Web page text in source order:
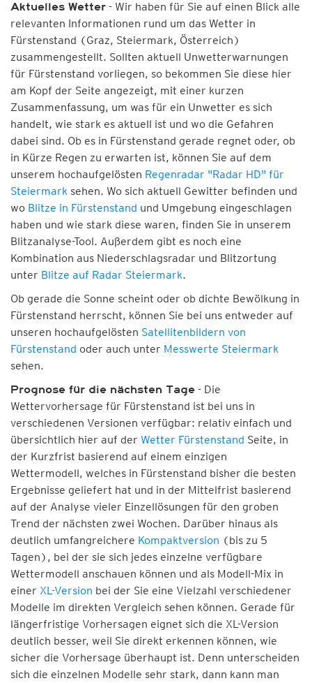
Aktuelles Wetter - Wir haben für Sie auf einen Blick alle
relevanten Informationen rund um das Wetter in
Fürstenstand (Graz, Steiermark, Österreich)
zusammengestellt. Sollten aktuell Unwetterwarnungen
für Fürstenstand vorliegen, so bekommen Sie diese hier
am Kopf der Seite angezeigt, mit einer kurzen
Zusammenfassung, um was für ein Unwetter es sich
handelt, wie stark es aktuell ist und wo die Gefahren
dabei sind. Ob es in Fürstenstand gerade regnet oder, ob
in Kürze Regen zu erwarten ist, können Sie auf dem
unserem hochaufgelösten Regenradar "Radar HD" für
Steiermark sehen. Wo sich aktuell Gewitter befinden und
wo Blitze in Fürstenstand und Umgebung eingeschlagen
haben und wie stark diese waren, finden Sie in unserem
Blitzanalyse-Tool. Außerdem gibt es noch eine
Kombination aus Niederschlagsradar und Blitzortung
unter Blitze auf Radar Steiermark.
Ob gerade die Sonne scheint oder ob dichte Bewölkung in
Fürstenstand herrscht, können Sie bei uns entweder auf
unseren hochaufgelösten Satellitenbildern von
Fürstenstand oder auch unter Messwerte Steiermark
sehen.
Prognose für die nächsten Tage - Die
Wettervorhersage für Fürstenstand ist bei uns in
verschiedenen Versionen verfügbar: relativ einfach und
übersichtlich hier auf der Wetter Fürstenstand Seite, in
der Kurzfrist basierend auf einem einzigen
Wettermodell, welches in Fürstenstand bisher die besten
Ergebnisse geliefert hat und in der Mittelfrist basierend
auf der Analyse vieler Einzellösungen für den groben
Trend der nächsten zwei Wochen. Darüber hinaus als
deutlich umfangreichere Kompaktversion (bis zu 5
Tagen), bei der sie sich jedes einzelne verfügbare
Wettermodell anschauen können und als Modell-Mix in
einer XL-Version bei der Sie eine Vielzahl verschiedener
Modelle im direkten Vergleich sehen können. Gerade für
längerfristige Vorhersagen eignet sich die XL-Version
deutlich besser, weil Sie direkt erkennen können, wie
sicher die Vorhersage überhaupt ist. Denn unterscheiden
sich die einzelnen Modelle sehr stark, dann kann man